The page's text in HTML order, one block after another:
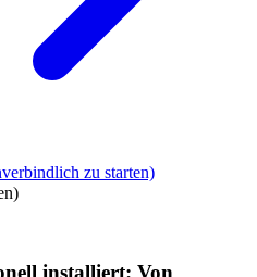
zu starten)
installiert: Von